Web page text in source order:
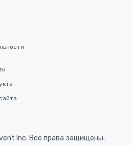
Inc. Все права защищены.